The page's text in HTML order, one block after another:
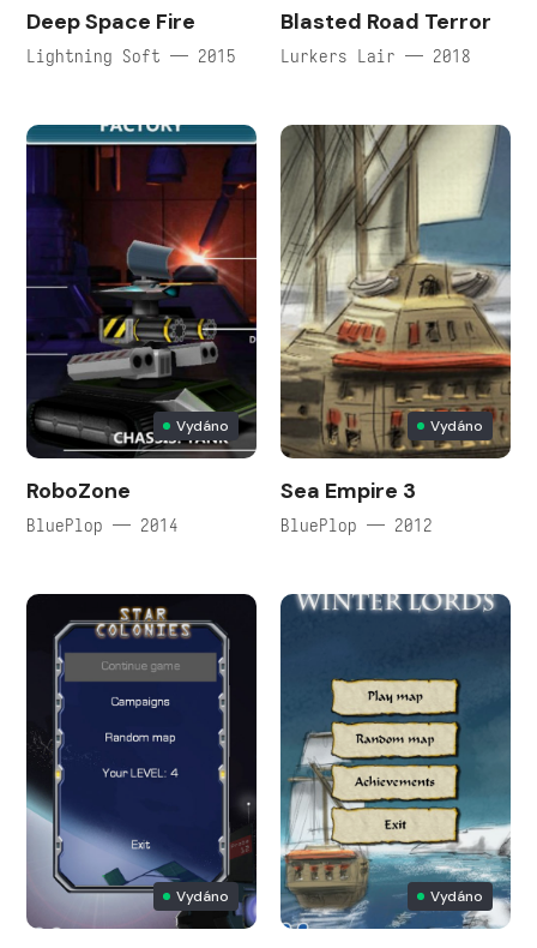
Deep Space Fire
Lightning Soft — 2015
Blasted Road Terror
Lurkers Lair — 2018
Vydáno
RoboZone
BluePlop — 2014
Vydáno
Sea Empire 3
BluePlop — 2012
Vydáno Vydáno